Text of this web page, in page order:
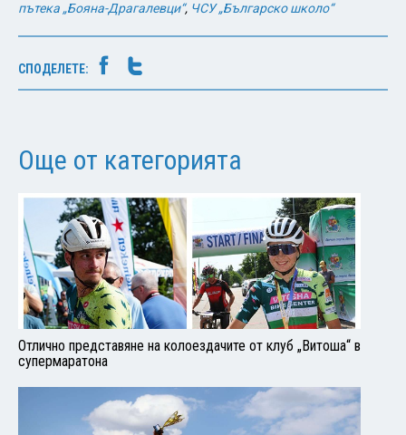
пътека „Бояна-Драгалевци“, ЧСУ „Българско школо“
СПОДЕЛЕТЕ:
Още от категорията
Отлично представяне на колоездачите от клуб „Витоша“ в
супермаратона